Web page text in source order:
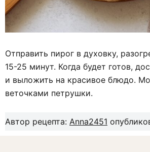
Отправить пирог в духовку,
15-25 минут. Когда будет готов,
и выложить на красивое блюдо.
веточками петрушки.
Автор рецепта: Anna2451